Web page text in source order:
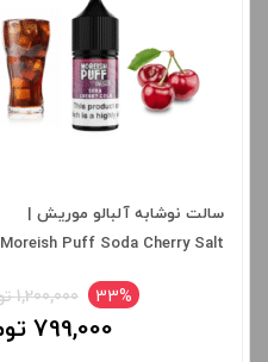
سالت نوشابه آلبالو موریش |
Moreish Puff Soda Cherry Salt
33% 1,200,000 تومان
799,000 تومان